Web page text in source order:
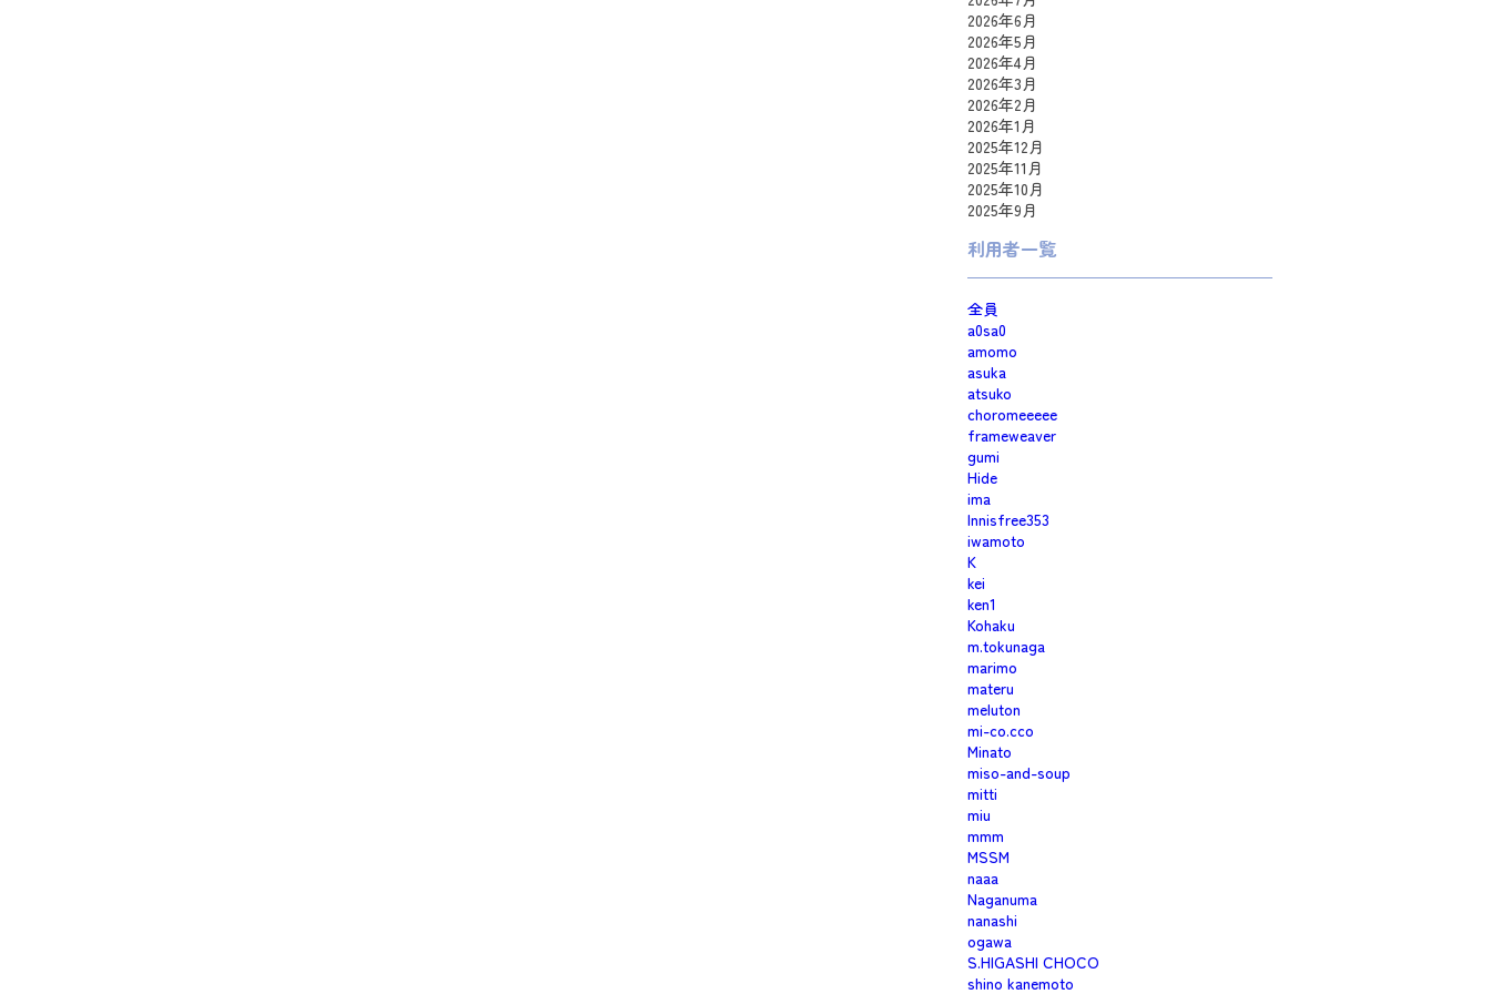
2026年6月
2026年5月
2026年4月
2026年3月
2026年2月
2026年1月
2025年12月
2025年11月
2025年10月
2025年9月
利用者一覧
全員
a0sa0
amomo
asuka
atsuko
choromeeeee
frameweaver
gumi
Hide
ima
Innisfree353
iwamoto
K
kei
ken1
Kohaku
m.tokunaga
marimo
materu
meluton
mi-co.cco
Minato
miso-and-soup
mitti
miu
mmm
MSSM
naaa
Naganuma
nanashi
ogawa
S.HIGASHI CHOCO
shino kanemoto